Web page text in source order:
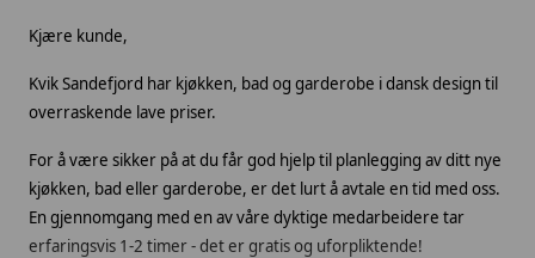
Kjære kunde,
Kvik Sandefjord har kjøkken, bad og garderobe i dansk design til
overraskende lave priser.
For å være sikker på at du får god hjelp til planlegging av ditt nye
kjøkken, bad eller garderobe, er det lurt å avtale en tid med oss.
En gjennomgang med en av våre dyktige medarbeidere tar
erfaringsvis 1-2 timer - det er gratis og uforpliktende!